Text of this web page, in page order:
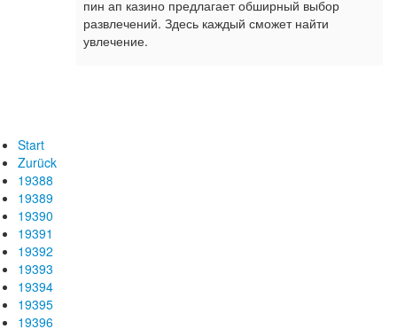
пин ап казино предлагает обширный выбор
развлечений. Здесь каждый сможет найти
увлечение.
Start
Zurück
19388
19389
19390
19391
19392
19393
19394
19395
19396